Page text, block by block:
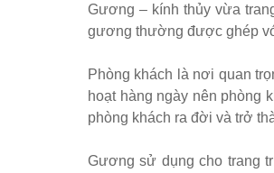
Set bàn ghế tiếp khách văn
Bộ bàn ghế tiếp khách spa, nail,
Ghế gaming, ghế streamer đẹp
Tổng hợp các mẫu chân bàn
Ghế Eames chân gỗ bọc vải bố
Gương – kính thủy vừa
gương thường được ghép
Phòng khách là nơi quan
hoạt hàng ngày nên phòng
phòng khách ra đời và trở
Gương sử dụng cho trang